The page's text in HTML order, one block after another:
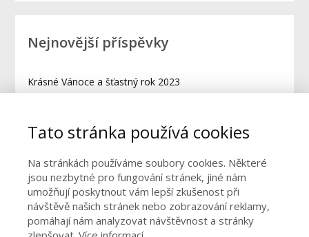
Nejnovější příspěvky
Krásné Vánoce a šťastný rok 2023
Jsme tu stále pro vás
Krásné Velikonoce 2018
Krásné Vánoce a skvělý rok 2018 přeje Waiter Academy
Tato stránka používá cookies
Na stránkách používáme soubory cookies. Některé
jsou nezbytné pro fungování stránek, jiné nám
umožňují poskytnout vám lepší zkušenost při
návštěvě našich stránek nebo zobrazování reklamy,
pomáhají nám analyzovat návštěvnost a stránky